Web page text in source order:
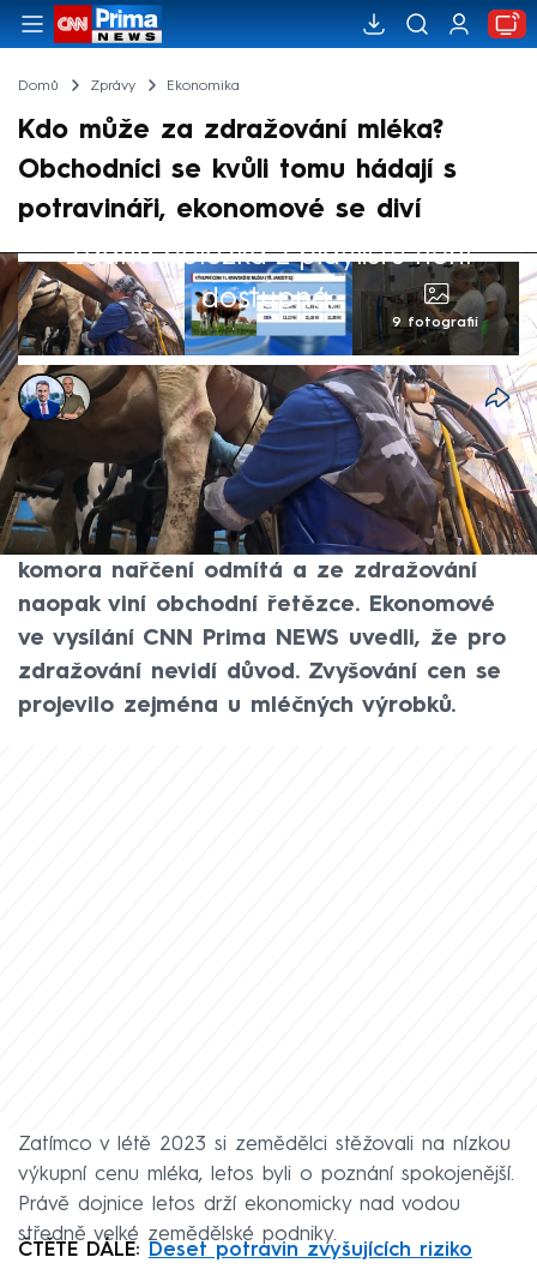
Domů Zprávy Ekonomika
Kdo může za zdražování mléka?
Obchodníci se kvůli tomu hádají s
potravináři, ekonomové se diví
Žádná položka z playlistu není
dostupná.
9 fotografií
Jan Krejsa,Antonin Roos
5. lis 2024, 17:54
Obchodníci varují před dalším zdražováním
cen vybraného zboží. Na zvyšování cen
podle nich tlačí dodavatelé. Potravinářská
komora nařčení odmítá a ze zdražování
naopak viní obchodní řetězce. Ekonomové
ve vysílání CNN Prima NEWS uvedli, že pro
zdražování nevidí důvod. Zvyšování cen se
projevilo zejména u mléčných výrobků.
Zatímco v létě 2023 si zemědělci stěžovali na nízkou
výkupní cenu mléka, letos byli o poznání spokojenější.
Právě dojnice letos drží ekonomicky nad vodou
středně velké zemědělské podniky.
ČTĚTE DÁLE:
Deset potravin zvyšujících riziko